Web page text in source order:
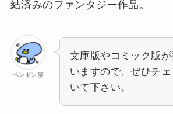
結済みのファンタジー作品。
ペンギン屋
文庫版やコミック版
いますので、ぜひチ
いて下さい。